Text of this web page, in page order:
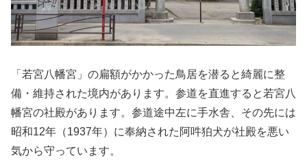
「若宮八幡宮」の扁額がかかった鳥居を潜ると綺麗に整
備・維持された境内があります。参道を直進すると若宮八
幡宮の社殿があります。参道途中左に手水舎、その先には
昭和12年（1937年）に奉納された阿吽狛犬が社殿を悪い
気から守っています。